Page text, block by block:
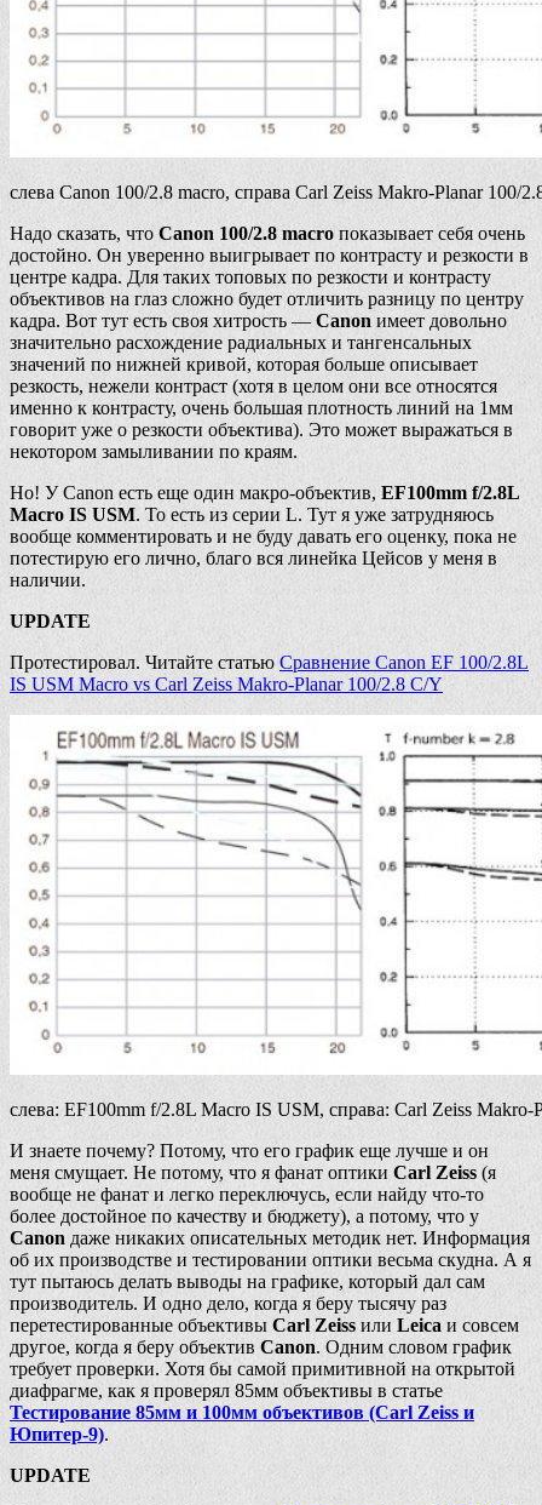
слева Canon 100/2.8 macro, справа Carl Zeiss Makro-Planar 100/
Надо сказать, что Canon 100/2.8 macro показывает себя очень
достойно. Он уверенно выигрывает по контрасту и резкости в
центре кадра. Для таких топовых по резкости и контрасту
объективов на глаз сложно будет отличить разницу по центру
кадра. Вот тут есть своя хитрость —Canon имеет довольно
значительно расхождение радиальных и тангенсальных
значений по нижней кривой, которая больше описывает
резкость, нежели контраст (хотя в целом они все относятся
именно к контрасту, очень большая плотность линий на 1мм
говорит уже о резкости объектива). Это может выражаться в
некотором замыливании по краям.
Но! У Canon есть еще один макро-объектив, EF100mm f/2.8L
Macro IS USM. То есть из серии L. Тут я уже затрудняюсь
вообще комментировать и не буду давать его оценку, пока не
потестирую его лично, благо вся линейка Цейсов у меня в
наличии.
UPDATE
Протестировал. Читайте статью Сравнение Canon EF 100/2.8L
IS USM Macro vs Carl Zeiss Makro-Planar 100/2.8 C/Y
слева: EF100mm f/2.8L Macro IS USM, справа: Carl Zeiss Makro-
И знаете почему? Потому, что его график еще лучше и он
меня смущает. Не потому, что я фанат оптики Carl Zeiss (я
вообще не фанат и легко переключусь, если найду что-то
более достойное по качеству и бюджету), а потому, что у
Canon даже никаких описательных методик нет. Информация
об их производстве и тестировании оптики весьма скудна. А я
тут пытаюсь делать выводы на графике, который дал сам
производитель. И одно дело, когда я беру тысячу раз
перетестированные объективы Carl Zeiss или Leica и совсем
другое, когда я беру объектив Canon. Одним словом график
требует проверки. Хотя бы самой примитивной на открытой
диафрагме, как я проверял 85мм объективы в статье
Тестирование 85мм и 100мм объективов (Carl Zeiss и
Юпитер-9).
UPDATE